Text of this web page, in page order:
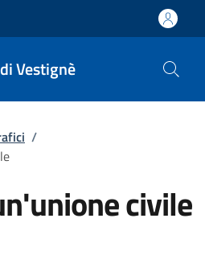
Vestignè
/
civile